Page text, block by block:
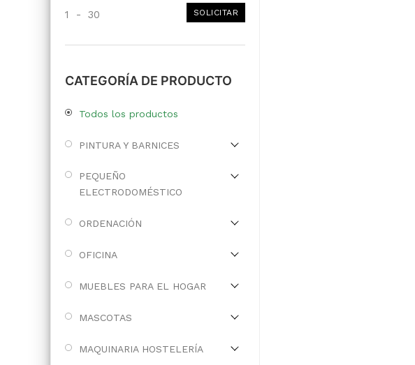
1 - 30 SOLICITAR
CATEGORÍA DE PRODUCTO
Todos los productos
PINTURA Y BARNICES
PEQUEÑO
ELECTRODOMÉSTICO
ORDENACIÓN
OFICINA
MUEBLES PARA EL HOGAR
MASCOTAS
MAQUINARIA HOSTELERÍA